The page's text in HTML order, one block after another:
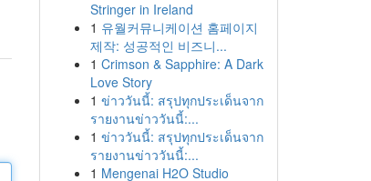
Stringer in Ireland
1 유월커뮤니케이션 홈페이지
제작: 성공적인 비즈니...
1 Crimson & Sapphire: A Dark
Love Story
1 ข่าววันนี้: สรุปทุกประเด็นจาก
รายงานข่าววันนี้:...
1 ข่าววันนี้: สรุปทุกประเด็นจาก
รายงานข่าววันนี้:...
1 Mengenai H2O Studio